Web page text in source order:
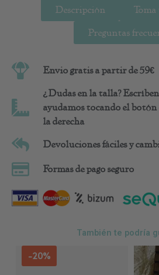
Descripción Toma
Preguntas
Envio gratis a partir de 59€
¿Dudas en la talla?
ayudamos tocando el
la derecha
Devoluciones fáciles y
Formas de pago seguro
También te podría
-20%